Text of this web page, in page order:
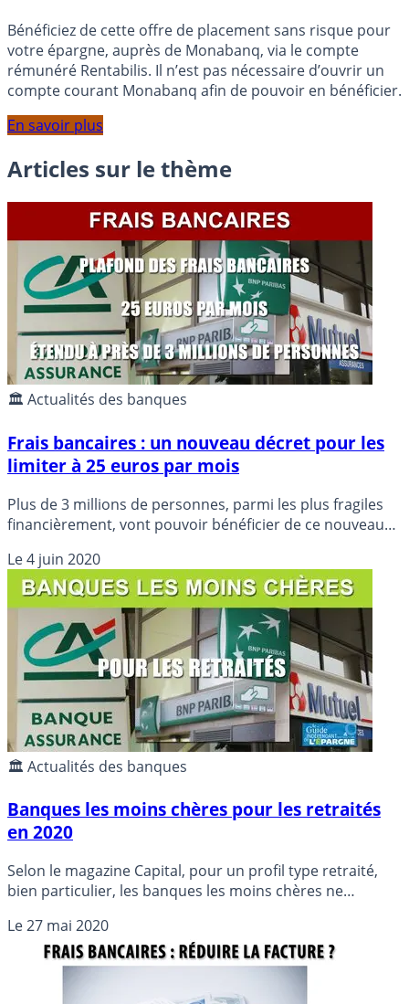
Bénéficiez de cette offre de placement sans risque pour
votre épargne, auprès de Monabanq, via le compte
rémunéré Rentabilis. Il n’est pas nécessaire d’ouvrir un
compte courant Monabanq afin de pouvoir en bénéficier.
En savoir plus
Articles sur le thème
🏛️ Actualités des banques
Frais bancaires : un nouveau décret pour les
limiter à 25 euros par mois
Plus de 3 millions de personnes, parmi les plus fragiles
financièrement, vont pouvoir bénéficier de ce nouveau
par mois. Bruno Le Maire en a fait l’annonce ce jour.
Le4 juin 2020
🏛️ Actualités des banques
Banques les moins chères pour les retraités
en 2020
Selon le magazine Capital, pour un profil type retraité,
bien particulier, les banques les moins chères ne
marché. Aucune banque en ligne ne seraient éligibles
pour ce profil-type, alors que certaines proposent
pourtant des liens physiques avec des agences
Le27 mai 2020